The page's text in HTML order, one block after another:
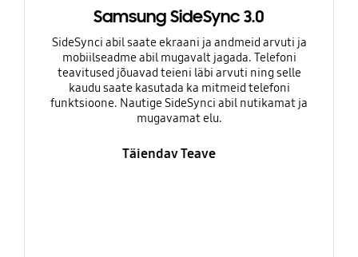
Samsung SideSync 3.0
SideSynci abil saate ekraani ja andmeid arvuti ja
mobiilseadme abil mugavalt jagada. Telefoni
teavitused jõuavad teieni läbi arvuti ning selle
kaudu saate kasutada ka mitmeid telefoni
funktsioone. Nautige SideSynci abil nutikamat ja
mugavamat elu.
Täiendav Teave